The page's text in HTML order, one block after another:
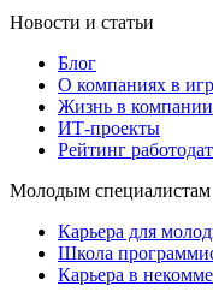
Новости и статьи
Блог
О компаниях в
Жизнь в компании
ИТ-проекты
Рейтинг
Молодым специалистам
Карьера для
Школа
Карьера в